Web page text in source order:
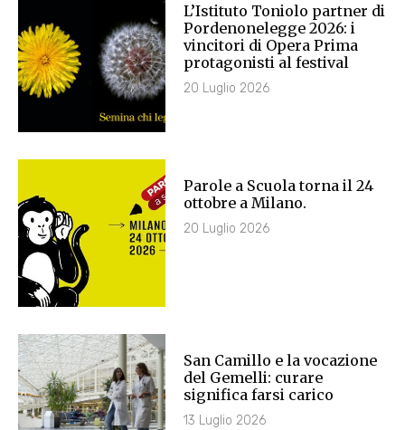
L’Istituto Toniolo partner di
Pordenonelegge 2026: i
vincitori di Opera Prima
protagonisti al festival
20 Luglio 2026
Parole a Scuola torna il 24
ottobre a Milano.
20 Luglio 2026
San Camillo e la vocazione
del Gemelli: curare
significa farsi carico
13 Luglio 2026